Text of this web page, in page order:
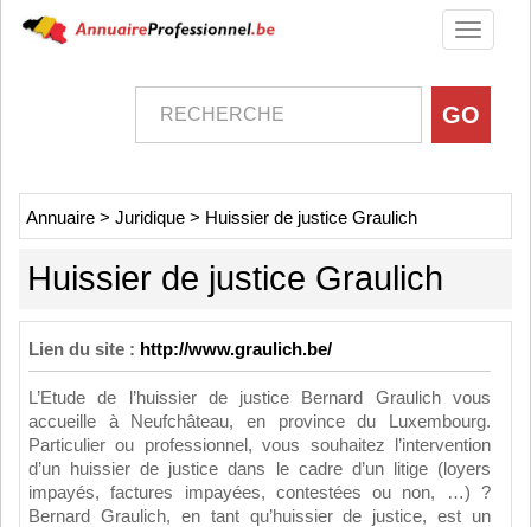
Toggle
Annuaire > Juridique > Huissier de justice Graulich
Huissier de justice Graulich
Lien du site : http://www.graulich.be/
L’Etude de l’huissier de justice Bernard Graulich vous
accueille à Neufchâteau, en province du Luxembourg.
Particulier ou professionnel, vous souhaitez l’intervention
d’un huissier de justice dans le cadre d’un litige (loyers
impayés, factures impayées, contestées ou non, …) ?
Bernard Graulich, en tant qu’huissier de justice, est un